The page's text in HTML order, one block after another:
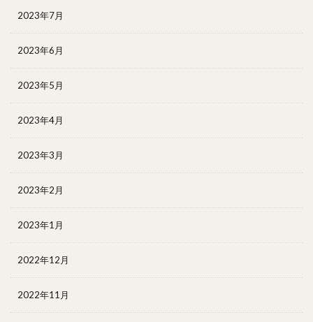
2023年7月
2023年6月
2023年5月
2023年4月
2023年3月
2023年2月
2023年1月
2022年12月
2022年11月